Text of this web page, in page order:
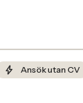
Ansök utan CV